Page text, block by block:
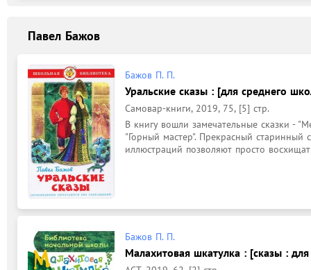
Павел Бажов
Бажов П. П.
Уральские сказы : [для среднего
Самовар-книги, 2019, 75, [5] стр.
В книгу вошли замечательные сказки -
"Горный мастер". Прекрасный старинный
иллюстраций позволяют просто
Бажов П. П.
Малахитовая шкатулка : [сказы :